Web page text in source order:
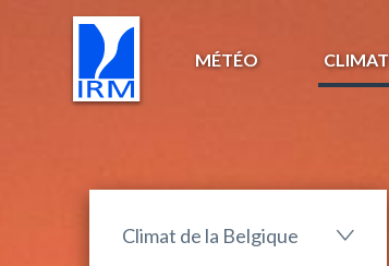
MÉTÉO CLIMAT
Climat de la Belgique